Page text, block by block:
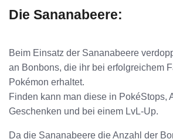
Die Sananabeere:
Beim Einsatz der Sananabeere
an Bonbons, die ihr bei erfolgreichem
Pokémon erhaltet.
Finden kann man diese in PokéStops,
Geschenken und bei einem LvL-Up.
Da die Sananabeere die Anzahl der